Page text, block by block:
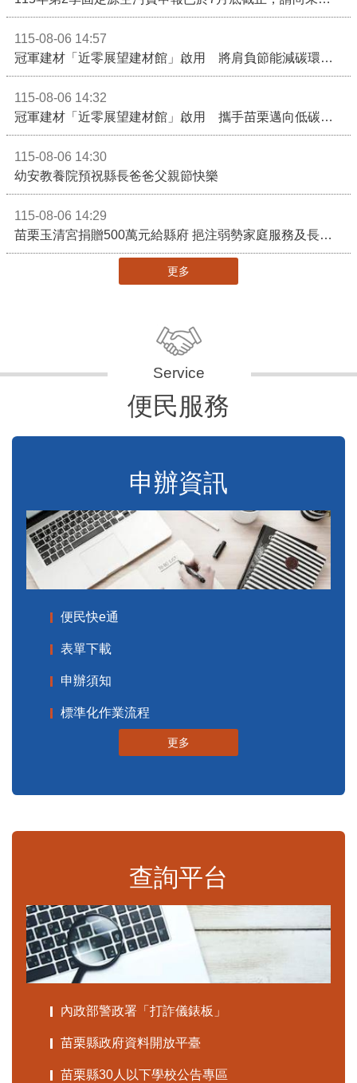
115-08-06 14:57
冠軍建材「近零展望建材館」啟用 將肩負節能減碳環境教育重任
115-08-06 14:32
冠軍建材「近零展望建材館」啟用 攜手苗栗邁向低碳建築新未來
115-08-06 14:30
幼安教養院預祝縣長爸爸父親節快樂
115-08-06 14:29
苗栗玉清宮捐贈500萬元給縣府 挹注弱勢家庭服務及長照醫療資源
更多
便民服務
申辦資訊
便民快e通
表單下載
申辦須知
標準化作業流程
更多
查詢平台
內政部警政署「打詐儀錶板」
苗栗縣政府資料開放平臺
苗栗縣30人以下學校公告專區